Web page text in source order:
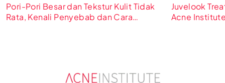
Pori-Pori Besar dan Tekstur Kulit Tidak
Rata, Kenali Penyebab dan Cara
Juvelook
Acne